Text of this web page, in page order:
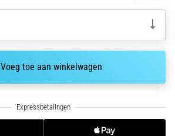
Voeg toe aan winkelwagen